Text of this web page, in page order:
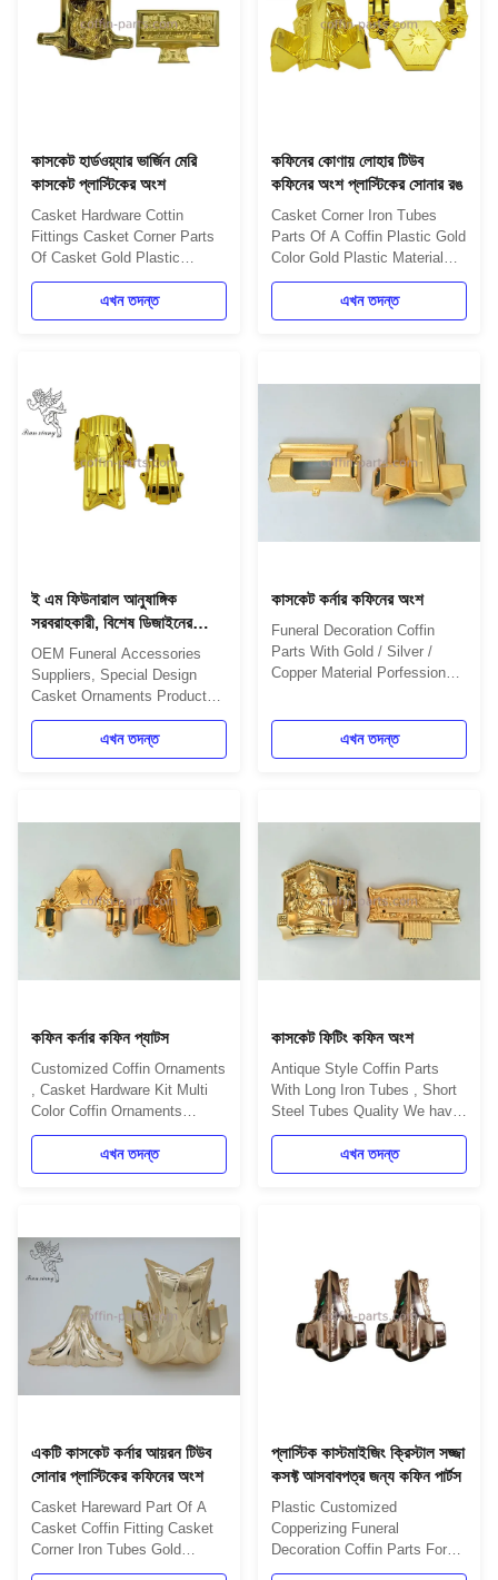
কাসকেট হার্ডওয়্যার ভার্জিন মেরি
কাসকেট প্লাস্টিকের অংশ
Casket Hardware Cottin
Fittings Casket Corner Parts
Of Casket Gold Plastic
Material Casket Hardware
Corners Plastic Casket
Hardware Corners , Coffin
Coffin Corners Model 6#
Coffin Corners Description:
Some caskets include an
option to replace ...
এখন তদন্ত
কফিনের কোণায় লোহার টিউব
কফিনের অংশ প্লাস্টিকের সোনার রঙ
Casket Corner Iron Tubes
Parts Of A Coffin Plastic Gold
Color Gold Plastic Material
Casket Hardware Corners
Plastic Casket Hardware
Corners , Coffin Corners
Corners Model 12# Support
and Services: Casket Corners
provides comprehensive
technical ...
এখন তদন্ত
ই এম ফিউনারাল আনুষাঙ্গিক
সরবরাহকারী, বিশেষ ডিজাইনের
ক্যাসকেট অলঙ্কারগুলি
OEM Funeral Accessories
Suppliers, Special Design
Casket Ornaments Product
Details Our casket corners
enable families to customize
both the interior and exterior
represents the life lived by the
deceased. Each set includes:
4 pieces large coffin ...
এখন তদন্ত
কাসকেট কর্নার কফিনের অংশ
Funeral Decoration Coffin
Parts With Gold / Silver /
Copper Material Porfession
accumulate many products
together,but also follow the
produce and sell the
factory to ...
এখন তদন্ত
কফিন কর্নার কফিন প্যাটস
Customized Coffin Ornaments
, Casket Hardware Kit Multi
Color Coffin Ornaments
Description: One set include
4pcs big casket carners, 8
pcs small casket corners,
steel bars (66cm). Item Name
TX-Model 12# - Copper
Customized Coffin Ornaments
, Casket ...
এখন তদন্ত
কাসকেট ফিটিং কফিন অংশ
Antique Style Coffin Parts
With Long Iron Tubes , Short
Steel Tubes Quality We have
made a very important quality
control procedure when select
the cooperating partners at
fields and ...
এখন তদন্ত
একটি কাসকেট কর্নার আয়রন টিউব
সোনার প্লাস্টিকের কফিনের অংশ
Casket Hareward Part Of A
Casket Coffin Fitting Casket
Corner Iron Tubes Gold
Plastic Material Casket
প্লাস্টিক কাস্টমাইজিং ক্রিস্টাল সজ্জা
কসফ্ট আসবাবপত্র জন্য কফিন পার্টস
Plastic Customized
Copperizing Funeral
Decoration Coffin Parts For
Casket Furniture Product